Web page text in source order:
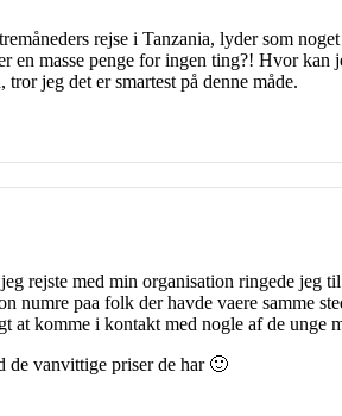
rejse i Tanzania, lyder som
masse penge for ingen ting?! Hvor
jeg det er smartest på denne måde.
rejste med min organisation ringede jeg
numre paa folk der havde vaere samme
at komme i kontakt med nogle af de unge
de vanvittige priser de har 🙂